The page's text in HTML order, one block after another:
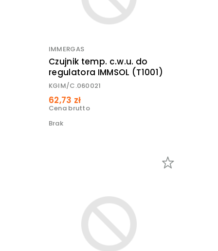
IMMERGAS
Czujnik temp. c.w.u. do
regulatora IMMSOL (T1001)
KGIM/C.060021
62,73 zł
Cena brutto
Brak